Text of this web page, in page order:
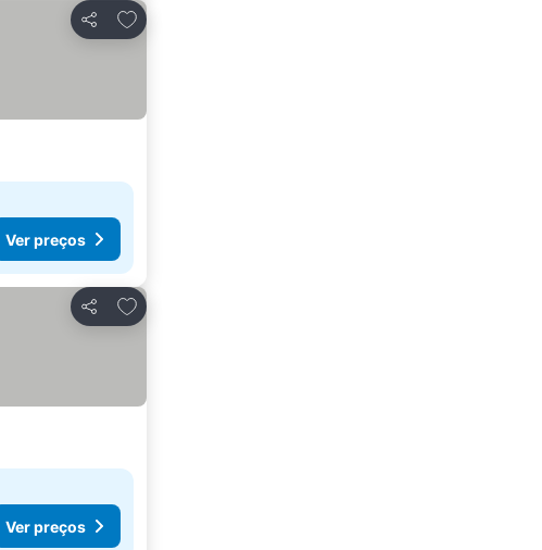
Partilhar
Adicionar aos favoritos
Ver preços
Partilhar
Adicionar aos favoritos
Ver preços